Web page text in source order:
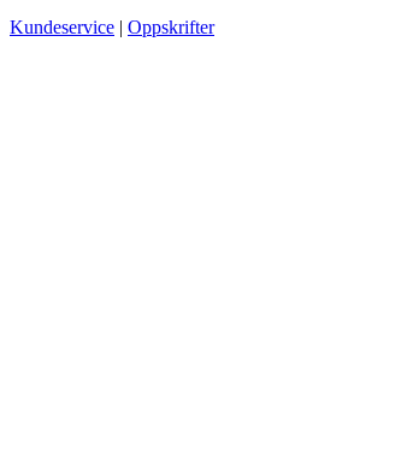
Kundeservice | Oppskrifter